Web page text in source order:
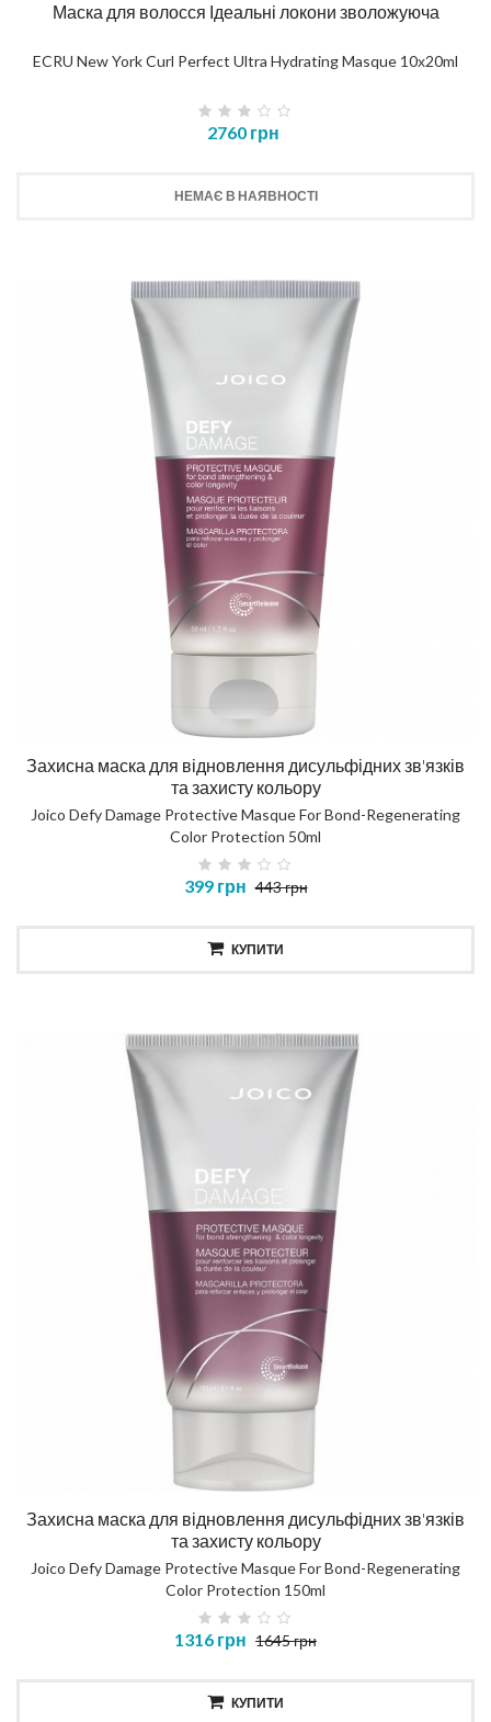
Маска для волосся Ідеальні локони зволожуюча
ECRU New York Curl Perfect Ultra Hydrating Masque 10х20ml
2760 грн
НЕМАЄ В НАЯВНОСТІ
Захисна маска для відновлення дисульфідних зв'язків
та захисту кольору
Joico Defy Damage Protective Masque For Bond-Regenerating
Color Protection 50ml
399 грн 443 грн
КУПИТИ
Захисна маска для відновлення дисульфідних зв'язків
та захисту кольору
Joico Defy Damage Protective Masque For Bond-Regenerating
Color Protection 150ml
1316 грн 1645 грн
КУПИТИ